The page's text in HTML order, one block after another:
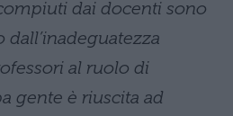
dai docenti sono
dall’inadeguatezza
al ruolo di
gente è riuscita ad